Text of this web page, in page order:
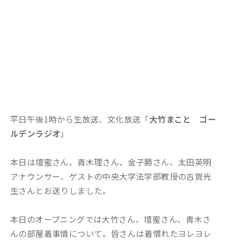
平日午後1時から生放送、文化放送「大竹まこと ゴー
ルデンラジオ 」
本日は壇蜜さん、青木理さん、金子勝さん、太田英明
アナウンサー、ゲストの中央大学法学部教授の古賀光
生さんとお送りしました。
本日のオープニングでは大竹さん、壇蜜さん、青木さ
んの部屋着事情について。皆さんは着慣れたヨレヨレ